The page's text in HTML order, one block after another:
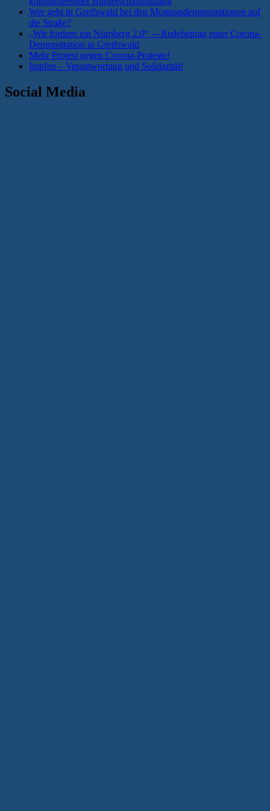
Wer geht in Greifswald bei den Montagsdemonstrationen auf
die Straße?
„Wir fordern ein Nürnberg 2.0“ —Redebeitrag einer Corona-
Demonstration in Greifswald
Mehr Protest gegen Corona-Proteste!
Impfen – Verantwortung und Solidarität!
Social Media